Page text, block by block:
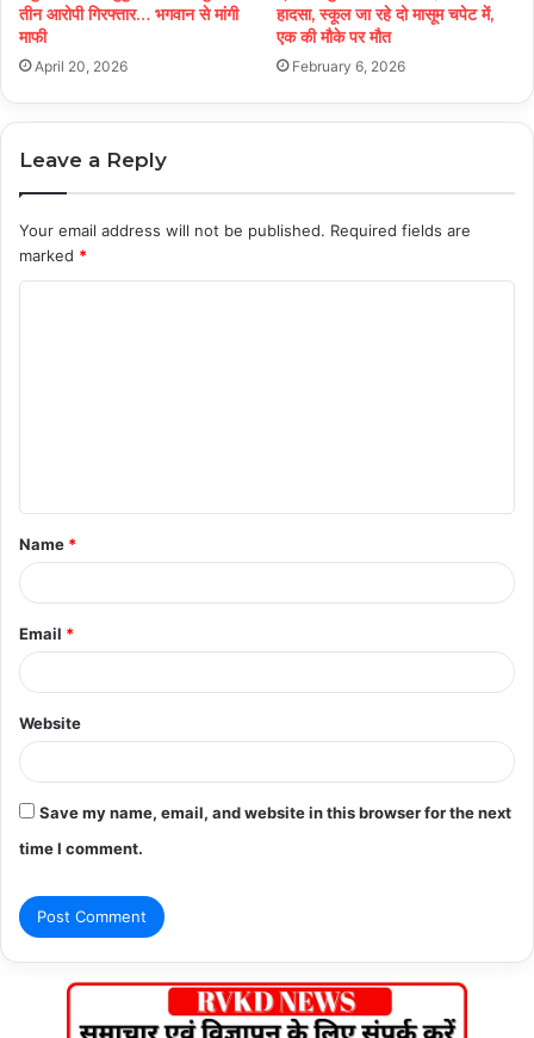
तीन आरोपी गिरफ्तार… भगवान से मांगी
माफी
April 20, 2026
हादसा, स्कूल जा रहे दो मासूम चपेट में,
एक की मौके पर मौत
February 6, 2026
Leave a Reply
Your email address will not be published. Required fields are
marked *
t
*
Name *
Email *
Website
Save my name, email, and website in this browser for the next
time I comment.